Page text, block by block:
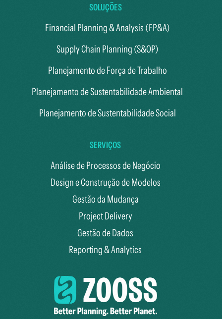
SOLUÇÕES
Financial Planning & Analysis (FP&A)
Supply Chain Planning (S&OP)
Planejamento de Força de Trabalho
Planejamento de Sustentabilidade Ambiental
Planejamento de Sustentabilidade Social
SERVIÇOS
Análise de Processos de Negócio
Design e Construção de Modelos
Gestão da Mudança
Project Delivery
Gestão de Dados
Reporting & Analytics